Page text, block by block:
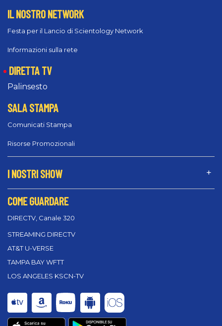
IL NOSTRO NETWORK
Festa per il Lancio di Scientology Network
Informazioni sulla rete
DIRETTA TV
Palinsesto
SALA STAMPA
Comunicati Stampa
Risorse Promozionali
I NOSTRI SHOW
COME GUARDARE
DIRECTV, Canale 320
STREAMING DIRECTV
AT&T U-VERSE
TAMPA BAY WFTT
LOS ANGELES KSCN-TV